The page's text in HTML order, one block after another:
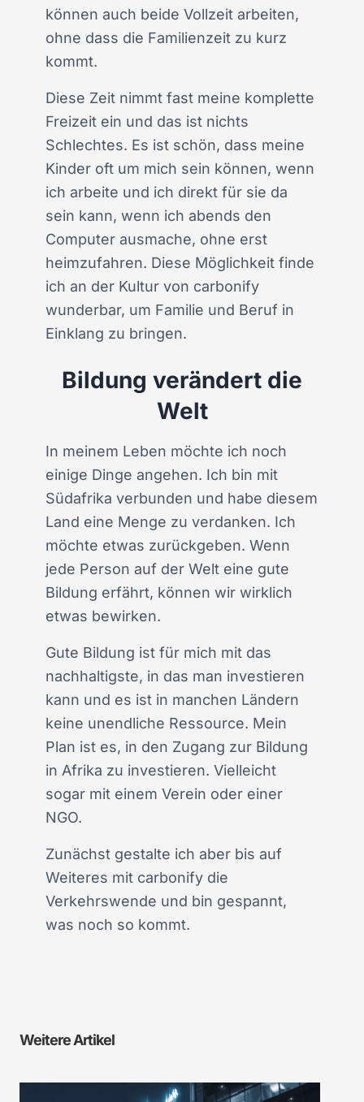
können auch beide Vollzeit arbeiten,
ohne dass die Familienzeit zu kurz
kommt.
Diese Zeit nimmt fast meine komplette
Freizeit ein und das ist nichts
Schlechtes. Es ist schön, dass meine
Kinder oft um mich sein können, wenn
ich arbeite und ich direkt für sie da
sein kann, wenn ich abends den
Computer ausmache, ohne erst
heimzufahren. Diese Möglichkeit finde
ich an der Kultur von carbonify
wunderbar, um Familie und Beruf in
Einklang zu bringen.
Bildung verändert die
Welt
In meinem Leben möchte ich noch
einige Dinge angehen. Ich bin mit
Südafrika verbunden und habe diesem
Land eine Menge zu verdanken. Ich
möchte etwas zurückgeben. Wenn
jede Person auf der Welt eine gute
Bildung erfährt, können wir wirklich
etwas bewirken.
Gute Bildung ist für mich mit das
nachhaltigste, in das man investieren
kann und es ist in manchen Ländern
keine unendliche Ressource. Mein
Plan ist es, in den Zugang zur Bildung
in Afrika zu investieren. Vielleicht
sogar mit einem Verein oder einer
NGO.
Zunächst gestalte ich aber bis auf
Weiteres mit carbonify die
Verkehrswende und bin gespannt,
was noch so kommt.
Weitere Artikel